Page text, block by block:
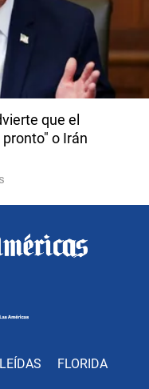
que el
o Irán
FLORIDA